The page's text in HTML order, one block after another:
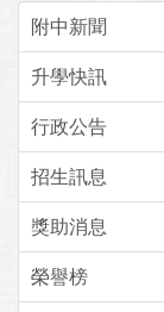
附中新聞
升學快訊
行政公告
招生訊息
獎助消息
榮譽榜